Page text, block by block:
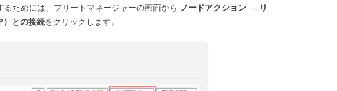
るためには、フリートマネージャーの画面から ノードアクション → リ
）との接続をクリックします。